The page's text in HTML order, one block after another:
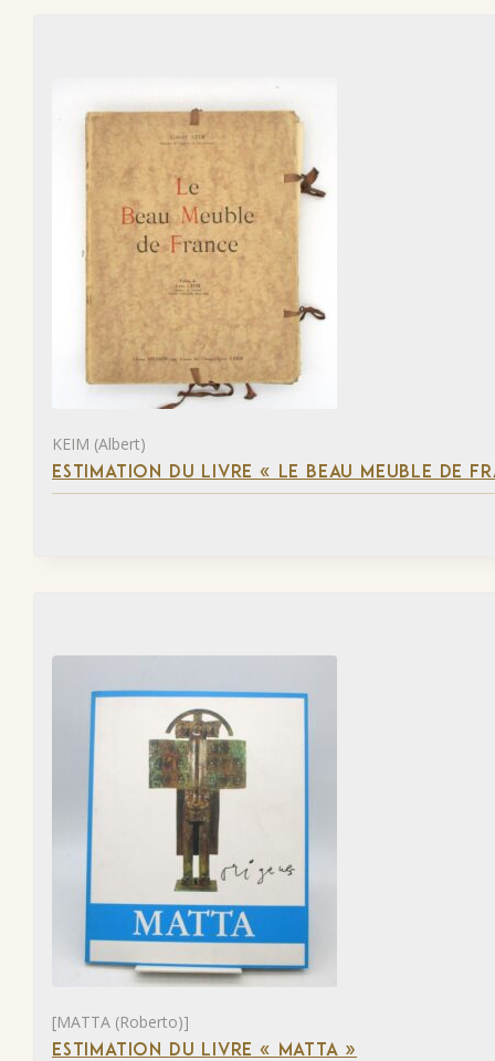
KEIM (Albert)
ESTIMATION DU LIVRE « LE BEAU MEUBLE DE
[MATTA (Roberto)]
ESTIMATION DU LIVRE « MATTA »